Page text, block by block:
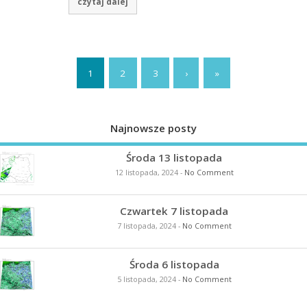
1 2 3 › »
Najnowsze posty
Środa 13 listopada
12 listopada, 2024- No Comment
Czwartek 7 listopada
7 listopada, 2024- No Comment
Środa 6 listopada
5 listopada, 2024- No Comment